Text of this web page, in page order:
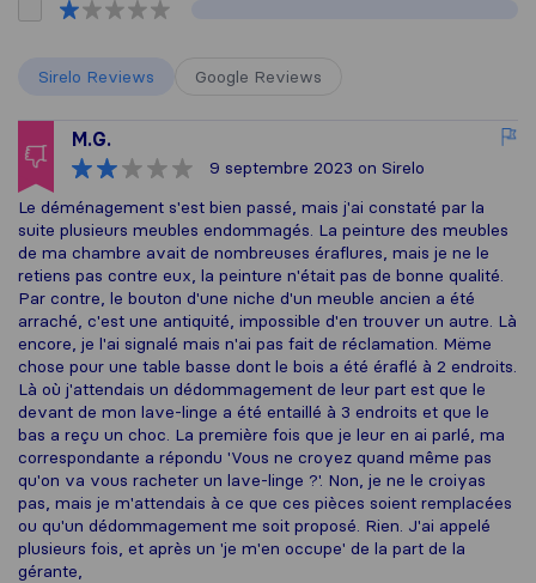
Sirelo Reviews Google Reviews
M.G.
9 septembre 2023 on Sirelo
Le déménagement s'est bien passé, mais j'ai constaté par la
suite plusieurs meubles endommagés. La peinture des meubles
de ma chambre avait de nombreuses éraflures, mais je ne le
retiens pas contre eux, la peinture n'était pas de bonne qualité.
Par contre, le bouton d'une niche d'un meuble ancien a été
arraché, c'est une antiquité, impossible d'en trouver un autre. Là
encore, je l'ai signalé mais n'ai pas fait de réclamation. Mëme
chose pour une table basse dont le bois a été éraflé à 2 endroits.
Là où j'attendais un dédommagement de leur part est que le
devant de mon lave-linge a été entaillé à 3 endroits et que le
bas a reçu un choc. La première fois que je leur en ai parlé, ma
correspondante a répondu 'Vous ne croyez quand même pas
qu'on va vous racheter un lave-linge ?'. Non, je ne le croiyas
pas, mais je m'attendais à ce que ces pièces soient remplacées
ou qu'un dédommagement me soit proposé. Rien. J'ai appelé
plusieurs fois, et après un 'je m'en occupe' de la part de la
gérante,